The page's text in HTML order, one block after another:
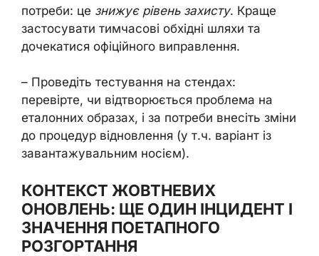
потреби: це знижує рівень захисту. Краще
застосувати тимчасові обхідні шляхи та
дочекатися офіційного виправлення.
– Проведіть тестування на стендах:
перевірте, чи відтворюється проблема на
еталонних образах, і за потреби внесіть зміни
до процедур відновлення (у т.ч. варіант із
завантажувальним носієм).
КОНТЕКСТ ЖОВТНЕВИХ
ОНОВЛЕНЬ: ЩЕ ОДИН ІНЦИДЕНТ І
ЗНАЧЕННЯ ПОЕТАПНОГО
РОЗГОРТАННЯ